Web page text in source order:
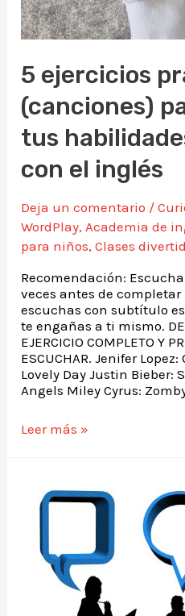
5 ejercicios
(canciones)
tus
con el inglés
Deja un comentario /
WordPlay,Academia de
para niños,Clases
Recomendación:
veces antes de completar
escuchas con subtítulo
te engañas a ti mismo.
EJERCICIO COMPLETO Y
ESCUCHAR. Jenifer
Lovely Day Justin Bieber:
Angels Miley Cyrus:
Leer más »